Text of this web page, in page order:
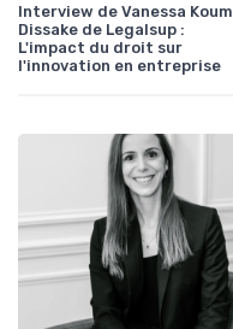
Interview de Vanessa Koum
Dissake de Legalsup :
L'impact du droit sur
l'innovation en entreprise